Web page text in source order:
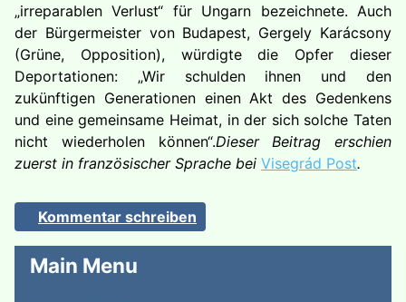
Main Menu
„irreparablen Verlust“ für Ungarn bezeichnete. Auch
der Bürgermeister von Budapest, Gergely Karácsony
(Grüne, Opposition), würdigte die Opfer dieser
Deportationen: „Wir schulden ihnen und den
zukünftigen Generationen einen Akt des Gedenkens
und eine gemeinsame Heimat, in der sich solche Taten
nicht wiederholen können“.Dieser Beitrag erschien
zuerst in französischer Sprache bei Visegrád Post.
Kommentar schreiben